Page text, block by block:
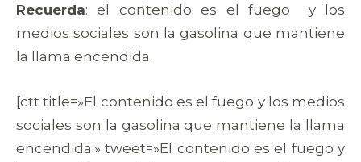
Recuerda: el contenido es el fuego y los
medios sociales son la gasolina que mantiene
la llama encendida.
[ctt title=»El contenido es el fuego y los medios
sociales son la gasolina que mantiene la llama
encendida.» tweet=»El contenido es el fuego y